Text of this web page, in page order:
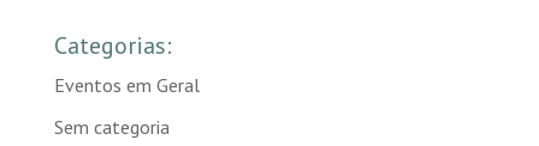
Categorias:
Eventos em Geral
Sem categoria